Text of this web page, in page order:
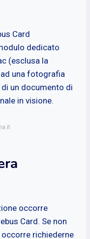
Card
dedicato
(esclusa la
una fotografia
un documento di
in visione.
occorre
Card. Se non
richiederne